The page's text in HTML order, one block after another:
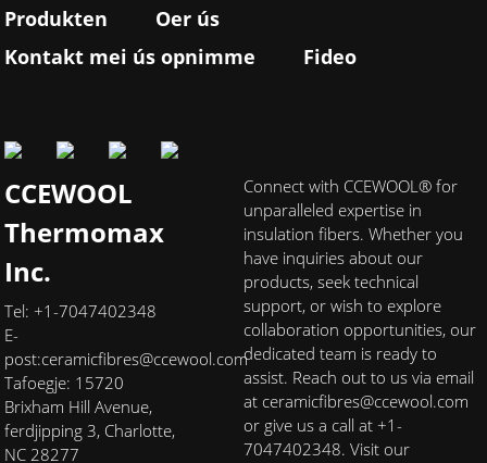
Produkten
Oer ús
Kontakt mei ús opnimme
Fideo
CCEWOOL
Thermomax
Inc.
Tel: +1-7047402348
E-
post:ceramicfibres@ccewool.com
Tafoegje: 15720
Brixham Hill Avenue,
ferdjipping 3, Charlotte,
NC 28277
Connect with CCEWOOL® for
unparalleled expertise in
insulation fibers. Whether you
have inquiries about our
products, seek technical
support, or wish to explore
collaboration opportunities, our
dedicated team is ready to
assist. Reach out to us via email
at ceramicfibres@ccewool.com
or give us a call at +1-
7047402348. Visit our